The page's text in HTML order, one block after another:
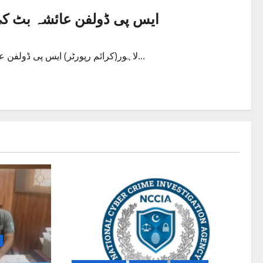
ایس پی ڈولفن عائشہ بٹ
لاہور(کرائم رپورٹر) ایس پی ڈولفن عائشہ بٹ نے اقبال ٹاون ڈویژن میں ڈولفن اہلکاروں کے ساتھ روزہ...